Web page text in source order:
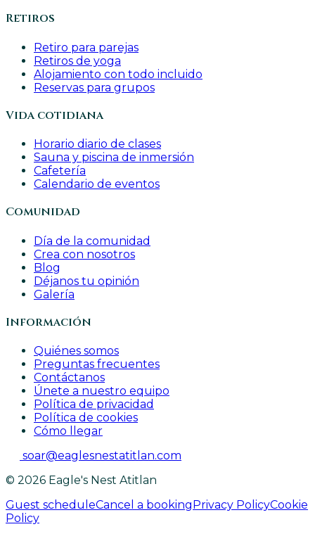
Retiros
Retiro para parejas
Retiros de yoga
Alojamiento con todo incluido
Reservas para grupos
Vida cotidiana
Horario diario de clases
Sauna y piscina de inmersión
Cafetería
Calendario de eventos
Comunidad
Día de la comunidad
Crea con nosotros
Blog
Déjanos tu opinión
Galería
Información
Quiénes somos
Preguntas frecuentes
Contáctanos
Únete a nuestro equipo
Política de privacidad
Política de cookies
Cómo llegar
soar@eaglesnestatitlan.com
© 2026 Eagle's Nest Atitlan
Guest scheduleCancel a booking Privacy PolicyCookie
Policy